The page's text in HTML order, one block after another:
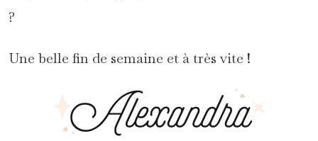
?
Une belle fin de semaine et à très vite !